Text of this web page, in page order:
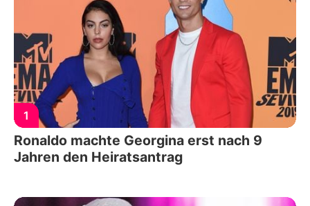
1
Ronaldo machte Georgina erst nach 9
Jahren den Heiratsantrag